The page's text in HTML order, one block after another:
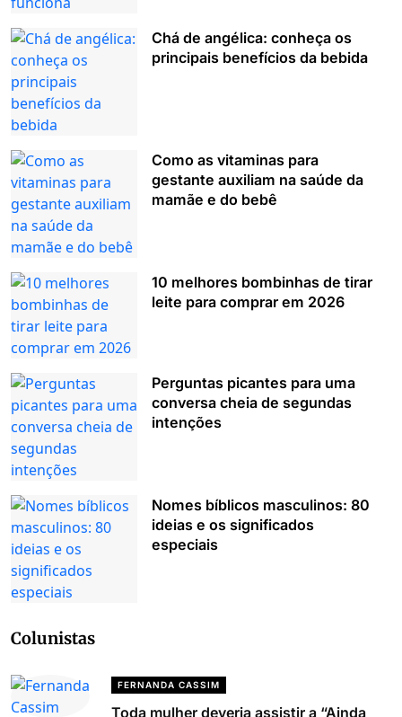
Chá de angélica: conheça os
principais benefícios da bebida
Como as vitaminas para
gestante auxiliam na saúde da
mamãe e do bebê
10 melhores bombinhas de tirar
leite para comprar em 2026
Perguntas picantes para uma
conversa cheia de segundas
intenções
Nomes bíblicos masculinos: 80
ideias e os significados
especiais
Colunistas
FERNANDA CASSIM
Toda mulher deveria assistir a “Ainda